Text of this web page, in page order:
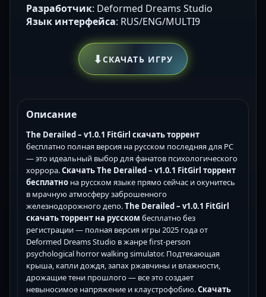
Разработчик: Deformed Dreams Studio
Язык интерфейса: RUS/ENG/MULTI9
⬇СКАЧАТЬ ИГРУ
Описание
The Derailed – v1.0.1 FitGirl скачать торрент
бесплатно полная версия на русском последняя для PC
— это идеальный выбор для фанатов психологического
хоррора.Скачать The Derailed – v1.0.1 FitGirl торрент
бесплатно на русском языке прямо сейчас и окунитесь
в мрачную атмосферу заброшенного
железнодорожного депо.The Derailed – v1.0.1 FitGirl
скачать торрент на русском бесплатно без
регистрации — полная версия игры 2025 года от
Deformed Dreams Studio в жанре first-person
psychological horror walking simulator. Подтекающая
крыша, капли дождя, запах ржавчины и влажности,
дрожащие тени прошлого — все это создает
невыносимое напряжение и клаустрофобию.Скачать